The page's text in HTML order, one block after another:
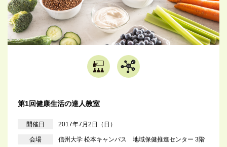
第1回健康生活の達人教室
開催日 2017年7月2日（日）
会場 信州大学 松本キャンパス 地域保健推進センター 3階